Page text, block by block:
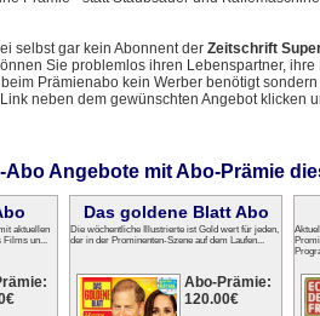
selbst gar kein Abonnent der Zeitschrift
Sie problemlos ihren Lebenspartner, ihre
Prämienabo kein Werber benötigt
neben dem gewünschten Angebot klicken
Angebote mit Abo-Prämie
aktuellen
Films un...
Das goldene Blatt Abo
Die wöchentliche Illustrierte ist Gold wert für jeden,
der in der Prominenten-Szene auf dem Laufen...
Abo-Prämie:
120.00€